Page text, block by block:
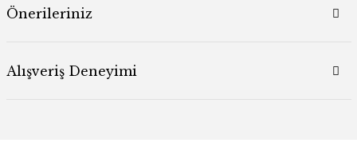
Önerileriniz
Alışveriş Deneyimi